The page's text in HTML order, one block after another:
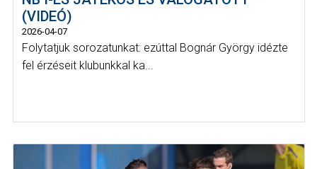
(VIDEÓ)
2026-04-07
Folytatjuk sorozatunkat: ezúttal Bognár György idézte
fel érzéseit klubunkkal ka...